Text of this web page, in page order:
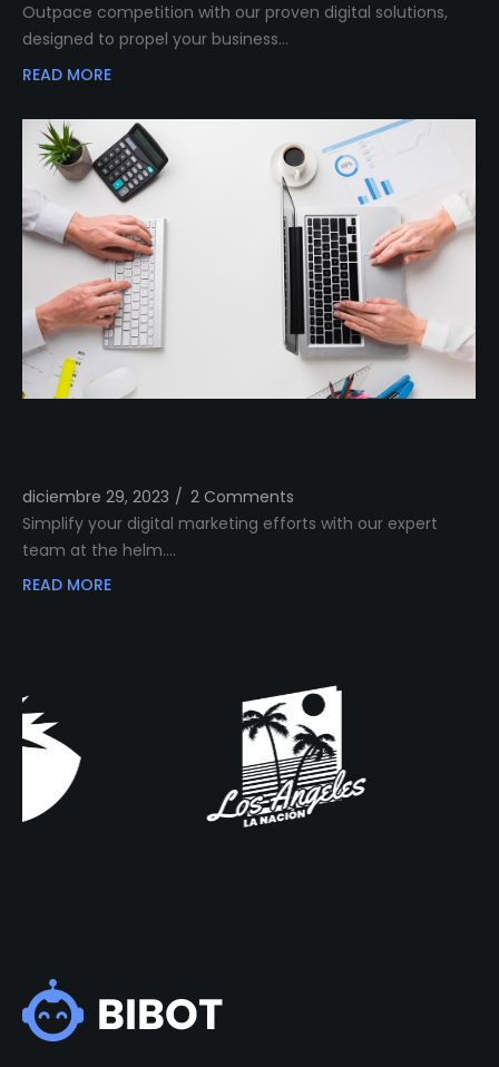
Outpace competition with our proven digital solutions,
designed to propel your business…
READ MORE
diciembre 29, 2023 / 2 Comments
Simplify your digital marketing efforts with our expert
team at the helm.…
READ MORE